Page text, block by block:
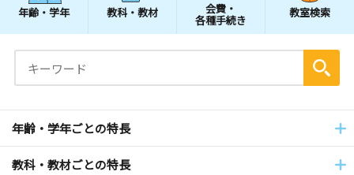
年齢・学年 教科・教材 会費・
各種手続き
教室検索
年齢・学年ごとの特長
教科・教材ごとの特長